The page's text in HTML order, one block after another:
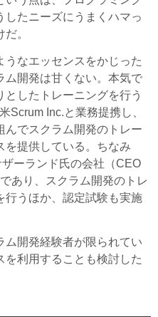
たニーズにうまくハマっ
。
なエッセンスをかじった
ム開発は甘くない。本気で
したトレーニングを行う
Scrum Inc.と業務提携し、
んでスクラム開発のトレー
を提供している。ちなみ
ーランド氏の会社（CEO
あり、スクラム開発のトレ
行うほか、認定試験も実施
開発経験者が限られてい
を利用することも検討した